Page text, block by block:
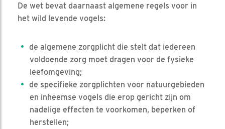
De wet bevat daarnaast algemene regels voor in
het wild levende vogels:
de algemene zorgplicht die stelt dat iedereen
voldoende zorg moet dragen voor de fysieke
leefomgeving;
de specifieke zorgplichten voor natuurgebieden
en inheemse vogels die erop gericht zijn om
nadelige effecten te voorkomen, beperken of
herstellen;